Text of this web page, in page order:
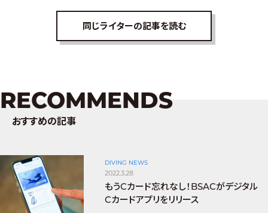
同じライターの記事を読む
RECOMMENDS
おすすめの記事
DIVING NEWS
2022.3.28
もうCカード忘れなし！BSACがデジタル
Cカードアプリをリリース